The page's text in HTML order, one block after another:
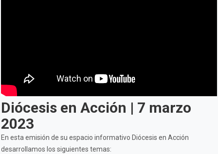
Diócesis en Acción | 7 marzo
2023
En esta emisión de su espacio informativo Diócesis en Acción
desarrollamos los siguientes temas: